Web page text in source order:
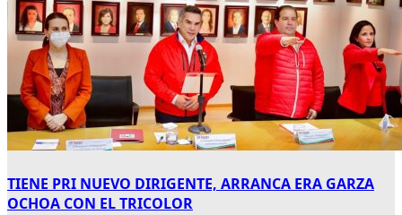
TIENE PRI NUEVO DIRIGENTE, ARRANCA ERA GARZA
OCHOA CON EL TRICOLOR